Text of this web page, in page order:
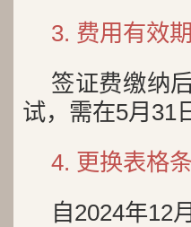
3. 费用有效
签证费缴纳
试，需在5月31
4. 更换表格
自2024年12